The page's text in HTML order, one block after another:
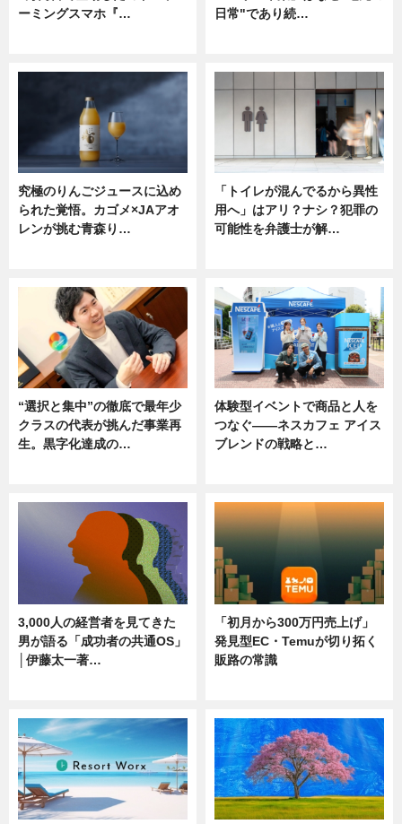
ーミングスマホ『…
日常"であり続…
究極のりんごジュースに込め
られた覚悟。カゴメ×JAアオ
レンが挑む青森り…
「トイレが混んでるから異性
用へ」はアリ？ナシ？犯罪の
可能性を弁護士が解…
“選択と集中”の徹底で最年少
クラスの代表が挑んだ事業再
生。黒字化達成の…
体験型イベントで商品と人を
つなぐ――ネスカフェ アイス
ブレンドの戦略と…
3,000人の経営者を見てきた
男が語る「成功者の共通OS」
│伊藤太一著…
「初月から300万円売上げ」
発見型EC・Temuが切り拓く
販路の常識